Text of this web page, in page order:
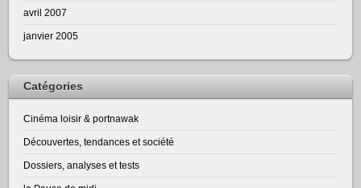
avril 2007
janvier 2005
Catégories
Cinéma loisir & portnawak
Découvertes, tendances et société
Dossiers, analyses et tests